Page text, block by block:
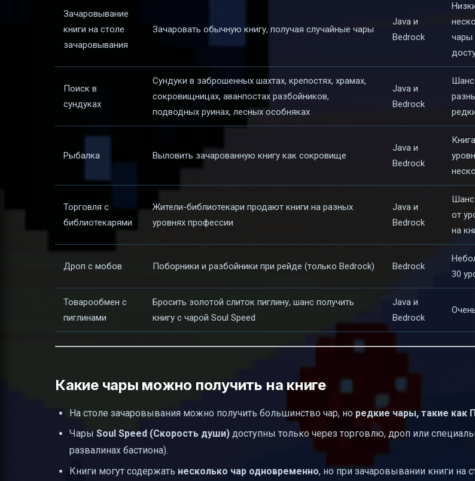
Зачаровывание
книги на столе
зачаровывания
Зачаровать обычную книгу, получая случайные чары
Java и
Bedrock
чары
Поиск в
сундуках
Сундуки в заброшенных шахтах, крепостях, храмах,
сокровищницах, аванпостах разбойников,
подводных руинах, лесных особняках
Java и
Bedrock
Шанс
Рыбалка Выловить зачарованную книгу как сокровище
Java и
Bedrock
Торговля с
библиотекарями
Жители-библиотекари продают книги на разных
уровнях профессии
Java и
Bedrock
Шанс
от
на
Дроп с мобов Поборники и разбойники при рейде (только Bedrock) Bedrock
30
Товарообмен с
пиглинами
Бросить золотой слиток пиглину, шанс получить
книгу с чарой Soul Speed
Java и
Bedrock
Какие чары можно получить на книге
На столе зачаровывания можно получить большинство чар, но редкие чары, такие как
Чары Soul Speed (Скорость души) доступны только через торговлю, дроп или
развалинах бастиона).
Книги могут содержать несколько чар одновременно, но при зачаровывании книги на